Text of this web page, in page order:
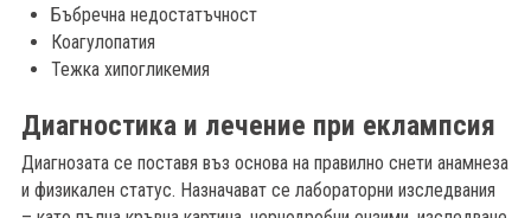
Бъбречна недостатъчност
Коагулопатия
Тежка хипогликемия
Диагностика и лечение при еклампсия
Диагнозата се поставя въз основа на правилно снети анамнеза
и физикален статус. Назначават се лабораторни изследвания